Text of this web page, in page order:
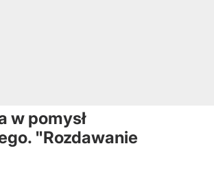
w pomysł
"Rozdawanie